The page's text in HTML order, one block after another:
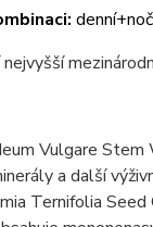
Vulgare Stem
a další
Ternifolia